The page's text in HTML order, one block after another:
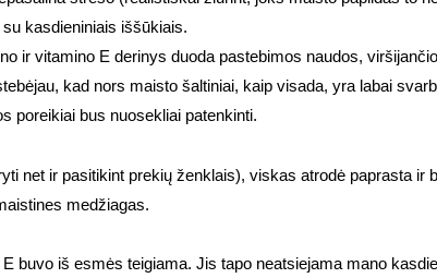
kasdieniniais iššūkiais.
ir vitamino E derinys duoda pastebimos naudos,
kad nors maisto šaltiniai, kaip visada, yra labai
poreikiai bus nuosekliai patenkinti.
net ir pasitikint prekių ženklais), viskas atrodė paprasta ir
medžiagas.
buvo iš esmės teigiama. Jis tapo neatsiejama mano